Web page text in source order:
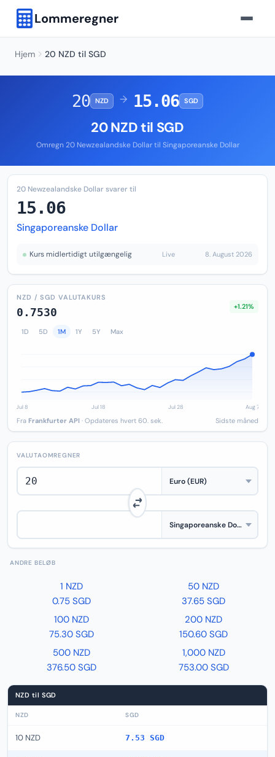
Lommeregner
Hjem 20 NZD til SGD
20 NZD → 15.06 SGD
20 NZD til SGD
Omregn 20 Newzealandske Dollar til Singaporeanske Dollar
20 Newzealandske Dollar svarer til
15.06
Singaporeanske Dollar
Kurs midlertidigt utilgængelig Live 8. August 2026
NZD / SGD VALUTAKURS
0.7530 +1.21%
1D 5D 1M 1Y 5Y Max
Fra Frankfurter API · Opdateres hvert 60. sek. Sidste måned
VALUTAOMREGNER
ANDRE BELØB
1 NZD
0.75 SGD
50 NZD
37.65 SGD
100 NZD
75.30 SGD
200 NZD
150.60 SGD
500 NZD
376.50 SGD
1,000 NZD
753.00 SGD
NZD til SGD
NZD SGD
10 NZD 7.53 SGD